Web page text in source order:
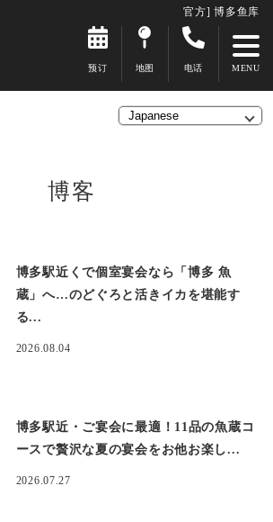
官方] 博多鱼库
预订 地图 电话
博客
博多駅近くで個室宴会なら「博多 魚
蔵」へ…のどぐろと活きイカを堪能す
る...
2026.08.04
博多駅近・ご宴会に最適！11品の魚蔵コ
ースで贅沢な夏の宴会をお他お楽し...
2026.07.27